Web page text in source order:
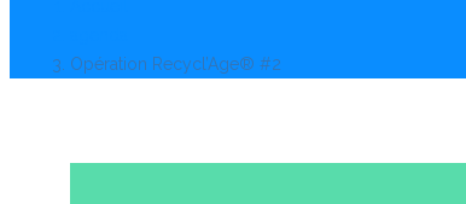
Opération Recycl’Age® #2